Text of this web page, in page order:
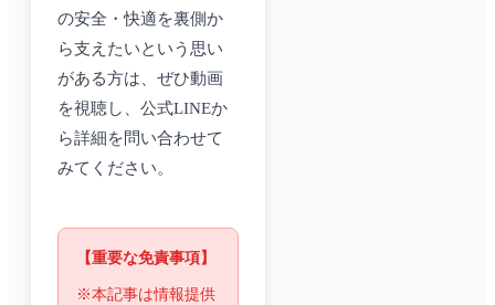
の安全・快適を裏側か
ら支えたいという思い
がある方は、ぜひ動画
を視聴し、公式LINEか
ら詳細を問い合わせて
みてください。
【重要な免責事項】
※本記事は情報提供